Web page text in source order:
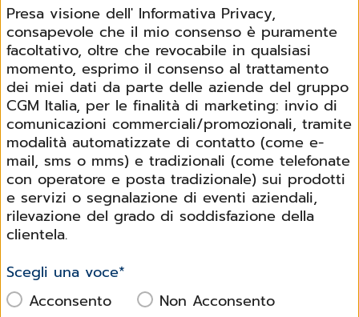
Presa visione dell' Informativa Privacy,
consapevole che il mio consenso è puramente
facoltativo, oltre che revocabile in qualsiasi
momento, esprimo il consenso al trattamento
dei miei dati da parte delle aziende del gruppo
CGM Italia, per le finalità di marketing: invio di
comunicazioni commerciali/promozionali, tramite
modalità automatizzate di contatto (come e-
mail, sms o mms) e tradizionali (come telefonate
con operatore e posta tradizionale) sui prodotti
e servizi o segnalazione di eventi aziendali,
rilevazione del grado di soddisfazione della
clientela.
Scegli una voce*
Acconsento
Non Acconsento